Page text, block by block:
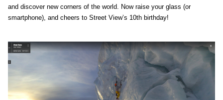
and discover new corners of the world. Now raise your glass (or
smartphone), and cheers to Street View’s 10th birthday!